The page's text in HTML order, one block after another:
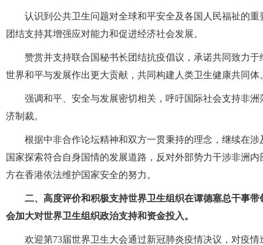
认识到公共卫生问题对全球和平安全及各国人民福祉的
团结支持其增强应对能力和促进经济社会发展。
赞赏并支持联合国秘书长团结抗疫倡议，承诺共同致力
世界和平与发展作出更大贡献，共同构建人类卫生健康共同体
强调和平、安全与发展密切相关，呼吁国际社会支持非
济制裁。
根据中非合作论坛精神和双方一贯秉持的理念，继续在
国家探索符合自身国情的发展道路，反对外部势力干涉非洲
方在香港依法维护国家安全的努力。
二、高度评价和积极支持世界卫生组织在谭德塞总干事
会加大对世界卫生组织政治支持和资金投入。
欢迎第73届世界卫生大会通过新冠肺炎疫情决议，对疫